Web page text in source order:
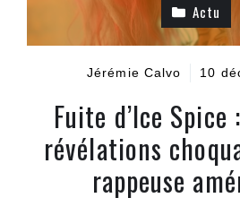
Actu
Jérémie Calvo 10
Fuite d’Ice
révélations
rappeuse